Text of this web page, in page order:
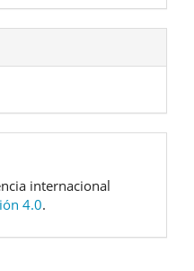
internacional
4.0.